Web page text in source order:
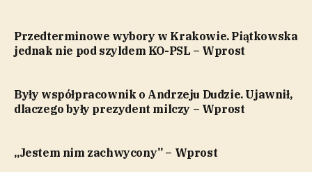
Przedterminowe wybory w Krakowie. Piątkowska
jednak nie pod szyldem KO-PSL – Wprost
Były współpracownik o Andrzeju Dudzie. Ujawnił,
dlaczego były prezydent milczy – Wprost
„Jestem nim zachwycony” – Wprost